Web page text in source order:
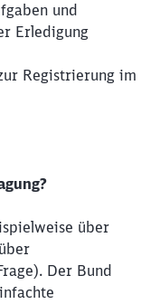
und
Erledigung
Registrierung im
über
Der Bund